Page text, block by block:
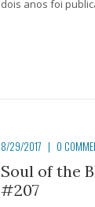
dois anos foi
8/29/2017 | 0
Soul of the
#207